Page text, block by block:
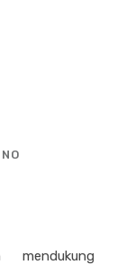
NO